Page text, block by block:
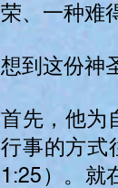
荣、一种难
想到这份神
首先，他为
行事的方式
1:25）。就